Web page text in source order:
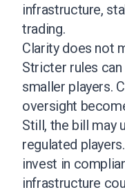
infrastructure,
trading.
Clarity does not
Stricter rules
smaller players.
oversight
Still, the bill may
regulated
invest in
infrastructure